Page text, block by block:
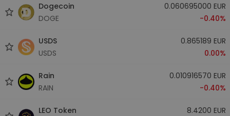
Dogecoin
DOGE
0.060695000 EUR
-0.40%
USDS
USDS
0.865189 EUR
0.00%
Rain
RAIN
0.010916570 EUR
-0.40%
LEO Token
8.4200 EUR